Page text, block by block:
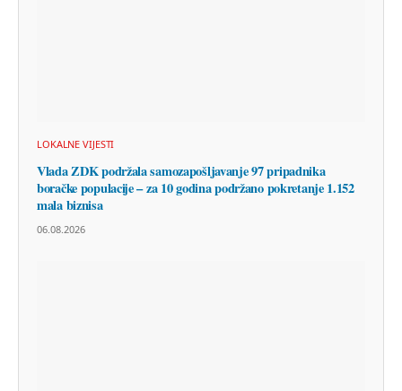
LOKALNE VIJESTI
Vlada ZDK podržala samozapošljavanje 97 pripadnika
boračke populacije – za 10 godina podržano pokretanje 1.152
mala biznisa
06.08.2026